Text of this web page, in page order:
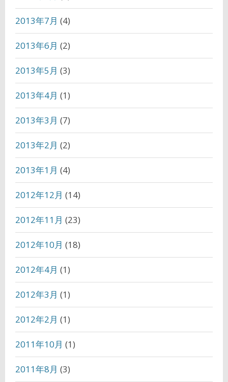
2013年7月 (4)
2013年6月 (2)
2013年5月 (3)
2013年4月 (1)
2013年3月 (7)
2013年2月 (2)
2013年1月 (4)
2012年12月 (14)
2012年11月 (23)
2012年10月 (18)
2012年4月 (1)
2012年3月 (1)
2012年2月 (1)
2011年10月 (1)
2011年8月 (3)